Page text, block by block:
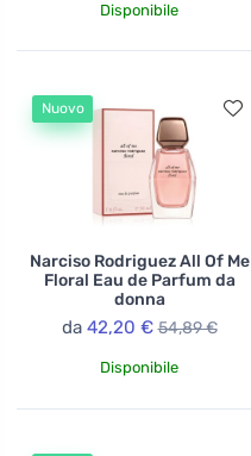
Disponibile
Nuovo
Narciso Rodriguez All Of Me
Floral Eau de Parfum da
donna
da 42,20 € 54,89 €
Disponibile